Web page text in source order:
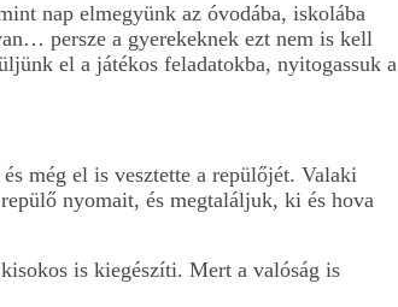
nap elmegyünk az óvodába, iskolába
persze a gyerekeknek ezt nem is kell
el a játékos feladatokba, nyitogassuk a
még el is vesztette a repülőjét. Valaki
nyomait, és megtaláljuk, ki és hova
is kiegészíti. Mert a valóság is